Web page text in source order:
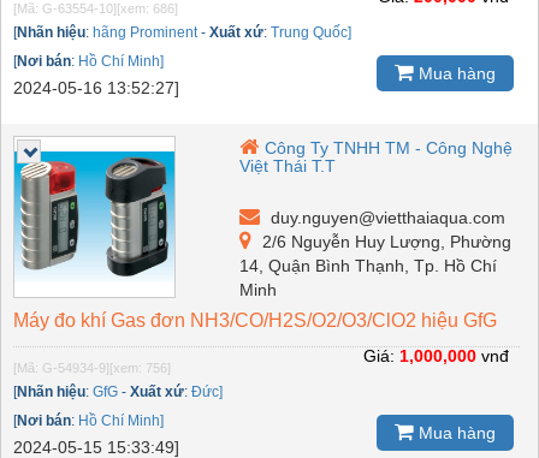
[Mã: G-63554-10][xem: 686]
[Nhãn hiệu: hãng Prominent - Xuất xứ: Trung Quốc]
[Nơi bán: Hồ Chí Minh]
2024-05-16 13:52:27]
Mua hàng
Công Ty TNHH TM - Công Nghệ
Việt Thái T.T
duy.nguyen@vietthaiaqua.com
2/6 Nguyễn Huy Lượng, Phường
14, Quận Bình Thạnh, Tp. Hồ Chí
Minh
Máy đo khí Gas đơn NH3/CO/H2S/O2/O3/ClO2 hiệu GfG
[Mã: G-54934-9][xem: 756]
[Nhãn hiệu: GfG - Xuất xứ: Đức]
[Nơi bán: Hồ Chí Minh]
2024-05-15 15:33:49]
Giá: 1,000,000 vnđ
Mua hàng